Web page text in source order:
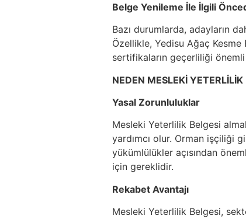
Belge Yenileme İle İlgili
Bazı durumlarda, adayların
Özellikle, Yedisu Ağaç
sertifikaların geçerliliği
NEDEN MESLEKİ
Yasal Zorunluluklar
Mesleki Yeterlilik Belgesi
yardımcı olur. Orman işçiliği
yükümlülükler açısından
için gereklidir.
Rekabet Avantajı
Mesleki Yeterlilik Belgesi,